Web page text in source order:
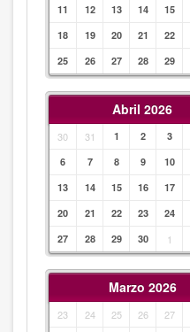
11
12 13 14 15
18
19 20 21 22
25
26 27 28 29
Abril 2026
30 31 1 2 3
6
7 8 9 10
13
14 15 16 17
20
21 22 23 24
27
28 29 30 1
Marzo 2026
23 24 25 26 27